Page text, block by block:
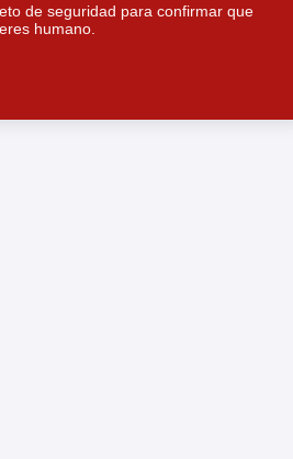
de seguridad para confirmar que
eres humano.